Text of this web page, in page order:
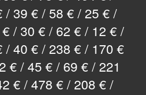
/ 39 € / 58 € / 25 € /
/ 30 € / 62 € / 12 € /
/ 40 € / 238 € / 170 €
€ / 45 € / 69 € / 221
€ / 478 € / 208 € /